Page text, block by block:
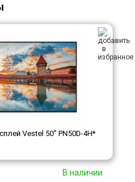
Vestel 50" PN50D-4H*
В наличии